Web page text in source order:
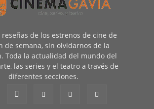
reseñas de los estrenos de cine de
de semana, sin olvidarnos de la
Toda la actualidad del mundo del
las series y el teatro a través de
diferentes secciones.